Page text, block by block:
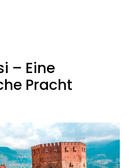
– Eine
Pracht